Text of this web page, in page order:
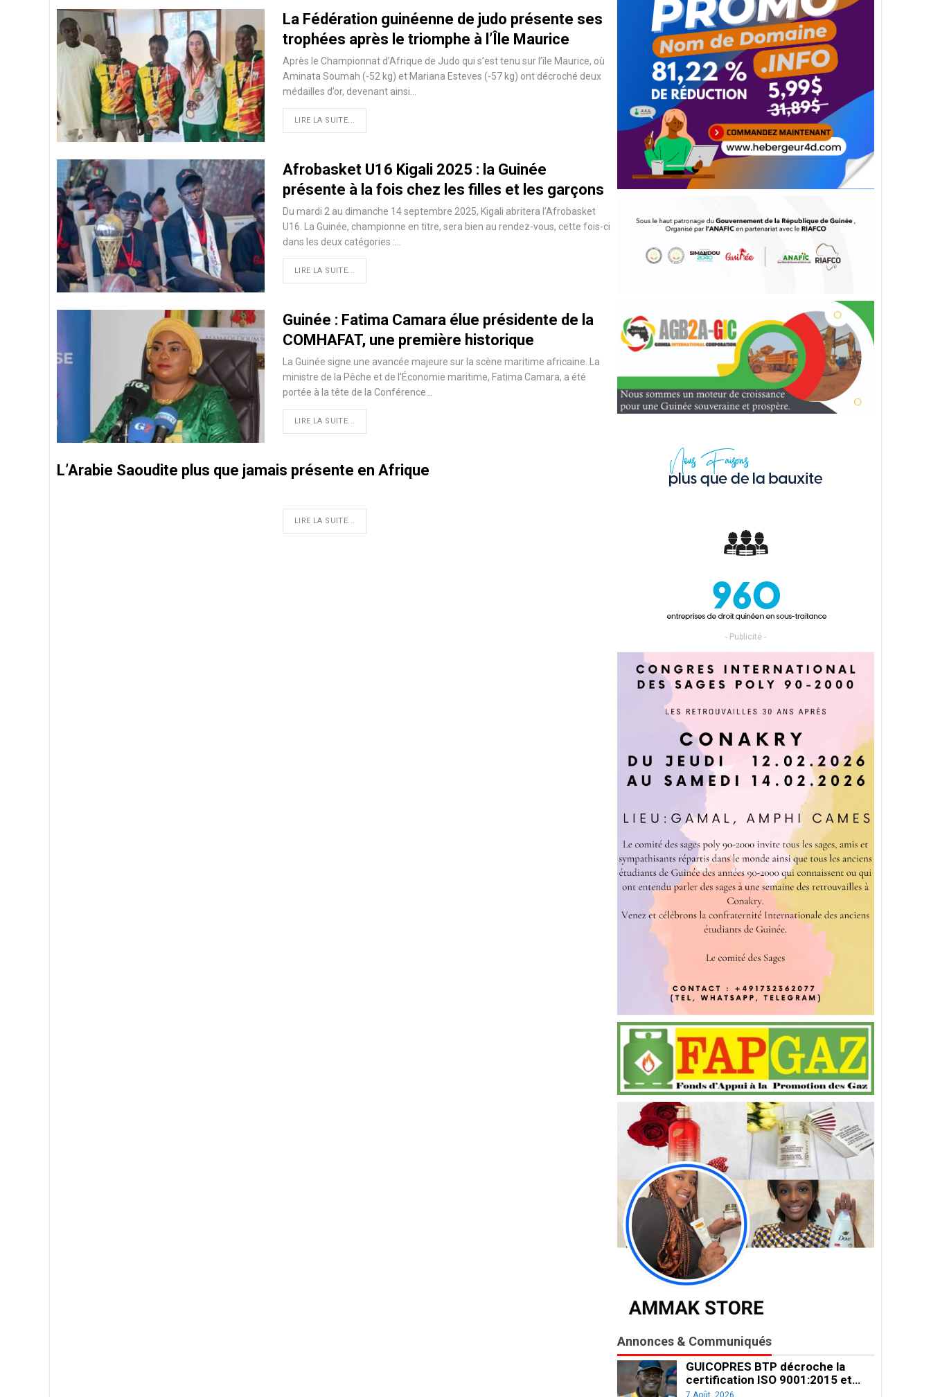
La Fédération guinéenne de judo présente ses
trophées après le triomphe à l’Île Maurice
Après le Championnat d’Afrique de Judo qui s’est tenu sur l’île Maurice, où
Aminata Soumah (-52 kg) et Mariana Esteves (-57 kg) ont décroché deux
médailles d’or, devenant ainsi…
LIRE LA SUITE...
Afrobasket U16 Kigali 2025 : la Guinée
présente à la fois chez les filles et les garçons
Du mardi 2 au dimanche 14 septembre 2025, Kigali abritera l’Afrobasket
U16. La Guinée, championne en titre, sera bien au rendez-vous, cette fois-ci
dans les deux catégories :…
LIRE LA SUITE...
Guinée : Fatima Camara élue présidente de la
COMHAFAT, une première historique
La Guinée signe une avancée majeure sur la scène maritime africaine. La
ministre de la Pêche et de l'Économie maritime, Fatima Camara, a été
portée à la tête de la Conférence…
LIRE LA SUITE...
L’Arabie Saoudite plus que jamais présente en Afrique
LIRE LA SUITE...
- Publicité -
Annonces & Communiqués
GUICOPRES BTP décroche la
certification ISO 9001:2015 et…